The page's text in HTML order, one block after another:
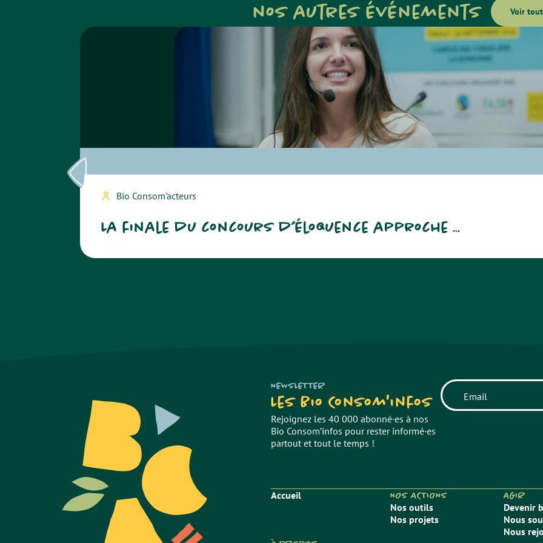
nos autres événements Voir tout
Bio Consom'acteurs
La finale du concours d’éloquence approche …
NEWSLETTER
Les Bio Consom'infos
Rejoignez les 40 000 abonné·es à nos
Bio Consom’infos pour rester informé·es
partout et tout le temps !
Accueil
NOS ACTIONS
Nos outils
Nos projets
AGIR
Devenir
Nous
Nous